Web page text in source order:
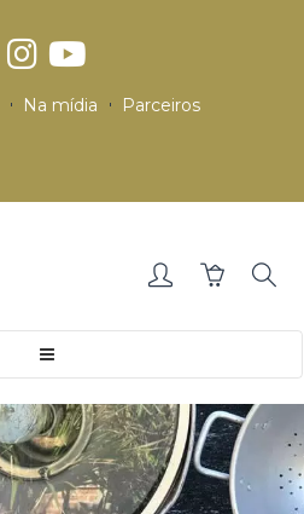
Na mídia Parceiros